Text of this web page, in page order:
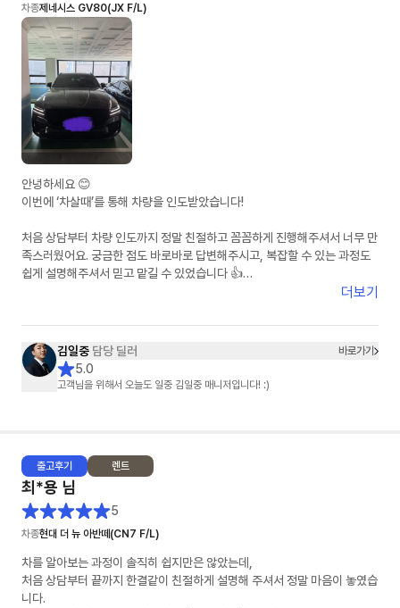
차종제네시스 GV80(JX F/L)
안녕하세요 😊
이번에 ‘차살때’를 통해 차량을 인도받았습니다!
처음 상담부터 차량 인도까지 정말 친절하고 꼼꼼하게 진행해주셔서 너무 만
족스러웠어요. 궁금한 점도 바로바로 답변해주시고, 복잡할 수 있는 과정도
쉽게 설명해주셔서 믿고 맡길 수 있었습니다 👍
행해주셔서 기분 좋게 받을 수 있었어요 🚗✨
특히 김일중 담당자님께서 세심하게 챙겨주셔서 끝까지 안심하고 진행할 수
있었습니다. 다시 한 번 감사드립니다!
감사합니다 🙏
더보기
김일중 담당 딜러 바로가기
5.0
고객님을 위해서 오늘도 일중 김일중 매니저입니다! :)
출고후기 렌트
최*용 님
5
차종현대 더 뉴 아반떼(CN7 F/L)
차를 알아보는 과정이 솔직히 쉽지만은 않았는데,
처음 상담부터 끝까지 한결같이 친절하게 설명해 주셔서 정말 마음이 놓였습
니다.